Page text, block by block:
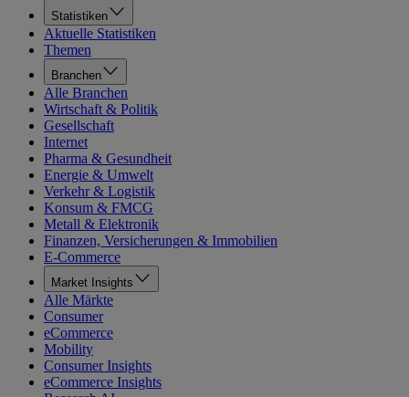
Statistiken
Aktuelle Statistiken
Themen
Branchen
Alle Branchen
Wirtschaft & Politik
Gesellschaft
Internet
Pharma & Gesundheit
Energie & Umwelt
Verkehr & Logistik
Konsum & FMCG
Metall & Elektronik
Finanzen, Versicherungen & Immobilien
E-Commerce
Market Insights
Alle Märkte
Consumer
eCommerce
Mobility
Consumer Insights
eCommerce Insights